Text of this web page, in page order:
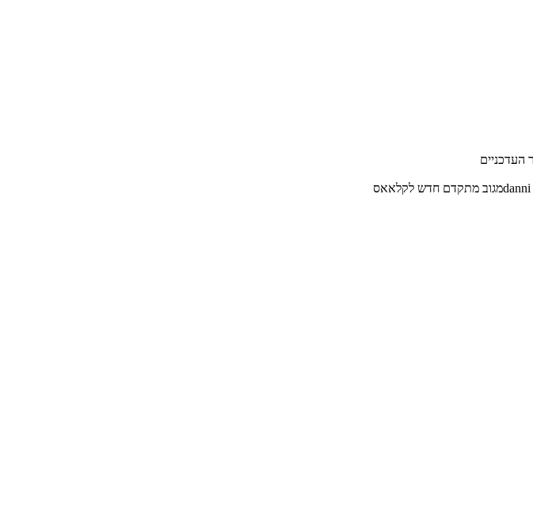
danniמגוב מתקדם חדש לקלאאס